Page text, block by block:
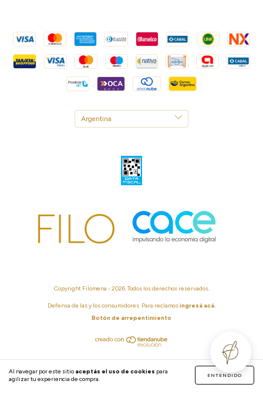
Al navegar por este sitio aceptás el uso de cookies para
agilizar tu experiencia de compra.
ENTENDIDO
Copyright Filomena - 2026. Todos los derechos reservados.
Defensa de las y los consumidores. Para reclamosingresá acá.
Botón de arrepentimiento